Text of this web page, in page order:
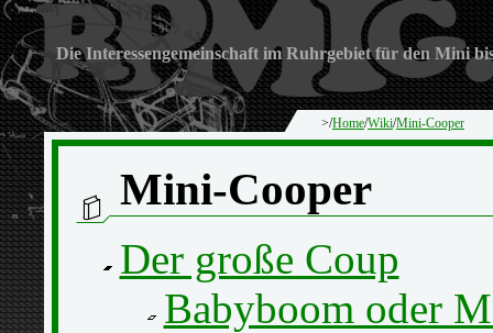
Die Interessengemeinschaft im Ruhrgebiet für den Mini
>/Home/Wiki/Mini-Cooper
Mini-Cooper
Der große Coup
Babyboom oder